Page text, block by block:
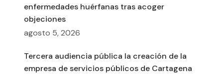
enfermedades huérfanas tras acoger
objeciones
agosto 5, 2026
Tercera audiencia pública la creación de la
empresa de servicios públicos de Cartagena